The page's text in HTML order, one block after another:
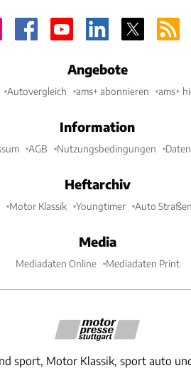
Angebote
Autovergleich ams+ abonnieren ams+
Information
AGB Nutzungsbedingungen
Heftarchiv
Motor Klassik Youngtimer Auto
Media
Mediadaten Online Mediadaten Print
sport, Motor Klassik, sport auto